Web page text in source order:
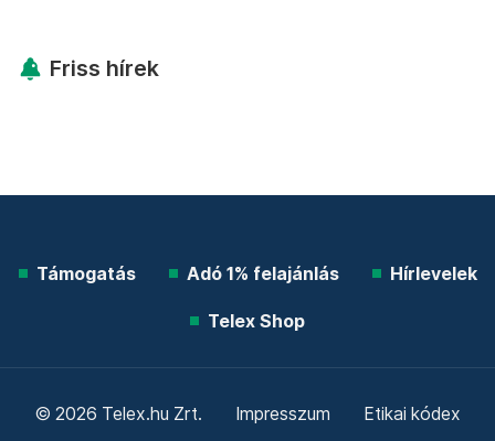
Friss hírek
Támogatás Adó 1% felajánlás Hírlevelek
Telex Shop
© 2026 Telex.hu Zrt. Impresszum Etikai kódex